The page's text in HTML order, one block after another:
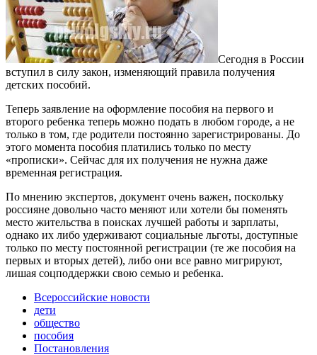
Сегодня в России
вступил в силу закон, изменяющий правила получения
детских пособий.
Теперь заявление на оформление пособия на первого и
второго ребенка теперь можно подать в любом городе, а не
только в том, где родители постоянно зарегистрированы. До
этого момента пособия платились только по месту
«прописки». Сейчас для их получения не нужна даже
временная регистрация.
По мнению экспертов, документ очень важен, поскольку
россияне довольно часто меняют или хотели бы поменять
место жительства в поисках лучшей работы и зарплаты,
однако их либо удерживают социальные льготы, доступные
только по месту постоянной регистрации (те же пособия на
первых и вторых детей), либо они все равно мигрируют,
лишая соцподдержки свою семью и ребенка.
Всероссийские новости
дети
общество
пособия
Постановления